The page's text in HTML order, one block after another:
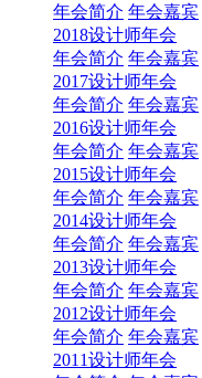
年会简介 年会嘉宾
2018设计师年会
年会简介 年会嘉宾
2017设计师年会
年会简介 年会嘉宾
2016设计师年会
年会简介 年会嘉宾
2015设计师年会
年会简介 年会嘉宾
2014设计师年会
年会简介 年会嘉宾
2013设计师年会
年会简介 年会嘉宾
2012设计师年会
年会简介 年会嘉宾
2011设计师年会